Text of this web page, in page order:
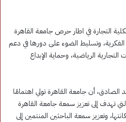
التجارة في اطار حرص جامعة القاهرة
وتسليط الضوء على دورها في دعم
التجارية الرياضية، وحماية الإبداع
أن جامعة القاهرة تولي اهتمامًا
تهدف إلى تعزيز سمعة جامعة القاهرة
وتعزيز سمعة الباحثين المنتمين إلى